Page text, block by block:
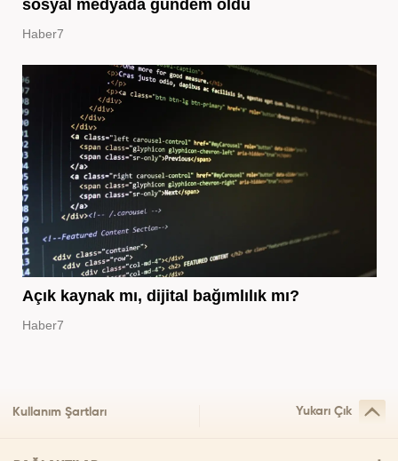
sosyal medyada gündem oldu
Haber7
Açık kaynak mı, dijital bağımlılık mı?
Haber7
Kullanım Şartları Yukarı Çık